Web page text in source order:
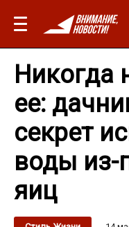
Никогда
ее:
секрет
воды из-
яиц